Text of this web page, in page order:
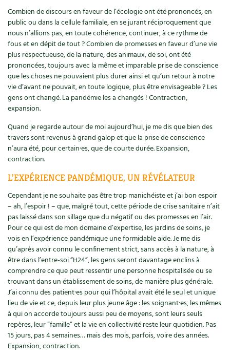
Énergie
Gestion de l’eau
Entretien de la maison
Décoration et petit bricolage
Santé et bien-être
Les plantes et leurs vertus
Soins et cosmétiques au naturel
Société et alternatives
Vivre l’écologie
Protéger la nature
Autonomie
Enfants
Actions pour la planète
Les 4 saisons
Archives
Bonnes adresses
Liste des pépiniéristes
Mieux consommer
Combien de discours en faveur de l’écologie ont été prononcés, en
public ou dans la cellule familiale, en se jurant réciproquement que
nous n’allions pas, en toute cohérence, continuer, à ce rythme de
fous et en dépit de tout ? Combien de promesses en faveur d’une vie
plus respectueuse, de la nature, des animaux, de soi, ont été
prononcées, toujours avec la même et imparable prise de conscience
que les choses ne pouvaient plus durer ainsi et qu’un retour à notre
vie d’avant ne pouvait, en toute logique, plus être envisageable ? Les
gens ont changé. La pandémie les a changés ! Contraction,
expansion.
Quand je regarde autour de moi aujourd’hui, je me dis que bien des
travers sont revenus à grand galop et que la prise de conscience
n’aura été, pour certain·es, que de courte durée. Expansion,
contraction.
L’EXPÉRIENCE PANDÉMIQUE, UN RÉVÉLATEUR
Cependant je ne souhaite pas être trop manichéiste et j’ai bon espoir
– ah, l’espoir ! – que, malgré tout, cette période de crise sanitaire n’ait
pas laissé dans son sillage que du négatif ou des promesses en l’air.
Pour ce qui est de mon domaine d’expertise, les jardins de soins, je
vois en l’expérience pandémique une formidable aide. Je me dis
qu’après avoir connu le confinement strict, sans accès à la nature, à
être dans l’entre-soi “H24”, les gens seront davantage enclins à
comprendre ce que peut ressentir une personne hospitalisée ou se
trouvant dans un établissement de soins, de manière plus générale.
J’ai connu des patient·es pour qui l’hôpital avait été le seul et unique
lieu de vie et ce, depuis leur plus jeune âge : les soignant·es, les mêmes
à qui on accorde toujours aussi peu de moyens, sont leurs seuls
repères, leur “famille” et la vie en collectivité reste leur quotidien. Pas
15 jours, pas 4 semaines… mais des mois, parfois, voire des années.
Expansion, contraction.